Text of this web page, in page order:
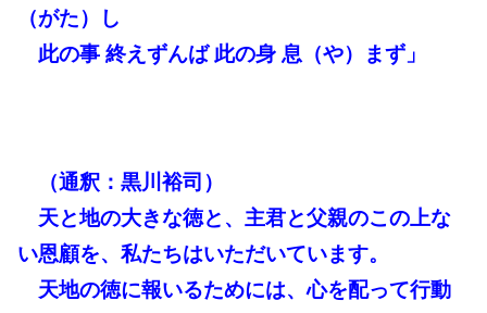
（がた）し
此の事 終えずんば 此の身 息（や）まず」
（通釈：黒川裕司）
天と地の大きな徳と、主君と父親のこの上な
い恩顧を、私たちはいただいています。
天地の徳に報いるためには、心を配って行動